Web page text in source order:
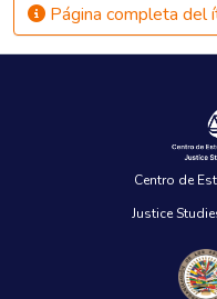
Página completa del
Centro de
Justice